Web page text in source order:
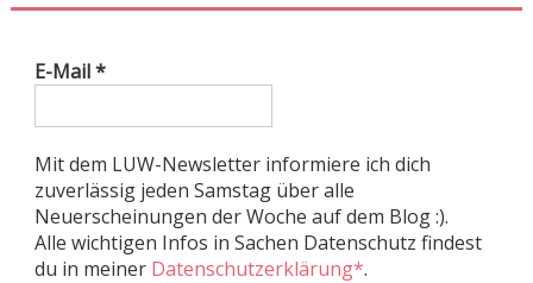
E-Mail*
Mit dem LUW-Newsletter informiere ich dich
zuverlässig jeden Samstag über alle
Neuerscheinungen der Woche auf dem Blog :).
Alle wichtigen Infos in Sachen Datenschutz findest
du in meiner Datenschutzerklärung*.